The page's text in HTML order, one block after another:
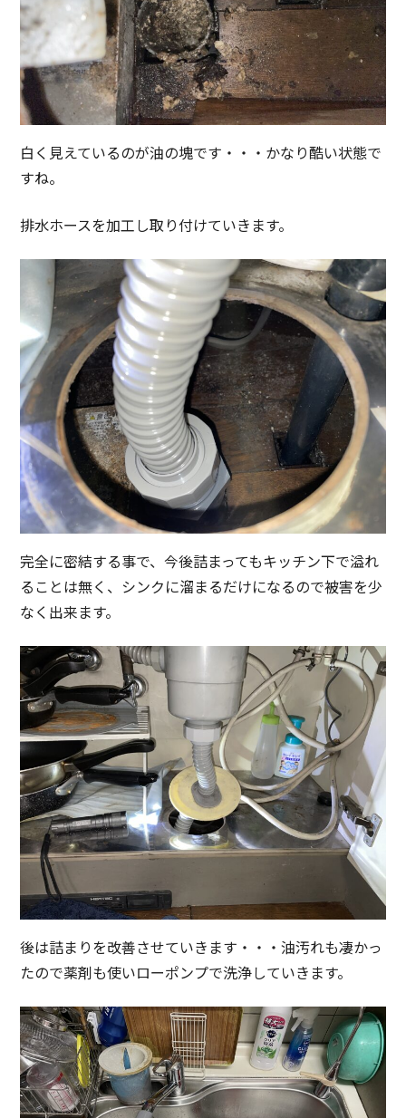
白く見えているのが油の塊です・・・かなり酷い状態で
すね。
排水ホースを加工し取り付けていきます。
完全に密結する事で、今後詰まってもキッチン下で溢れ
ることは無く、シンクに溜まるだけになるので被害を少
なく出来ます。
後は詰まりを改善させていきます・・・油汚れも凄かっ
たので薬剤も使いローポンプで洗浄していきます。